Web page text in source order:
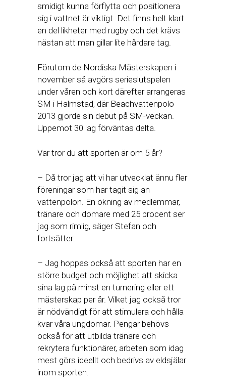
smidigt kunna förflytta och positionera
sig i vattnet är viktigt. Det finns helt klart
en del likheter med rugby och det krävs
nästan att man gillar lite hårdare tag.
Förutom de Nordiska Mästerskapen i
november så avgörs serieslutspelen
under våren och kort därefter arrangeras
SM i Halmstad, där Beachvattenpolo
2013 gjorde sin debut på SM-veckan.
Uppemot 30 lag förväntas delta.
Var tror du att sporten är om 5 år?
– Då tror jag att vi har utvecklat ännu fler
föreningar som har tagit sig an
vattenpolon. En ökning av medlemmar,
tränare och domare med 25 procent ser
jag som rimlig, säger Stefan och
fortsätter:
– Jag hoppas också att sporten har en
större budget och möjlighet att skicka
sina lag på minst en turnering eller ett
mästerskap per år. Vilket jag också tror
är nödvändigt för att stimulera och hålla
kvar våra ungdomar. Pengar behövs
också för att utbilda tränare och
rekrytera funktionärer, arbeten som idag
mest görs ideellt och bedrivs av eldsjälar
inom sporten.